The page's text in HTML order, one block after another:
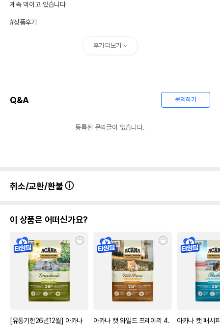
계속 먹이고 있습니다
#상품후기
후기 더보기
Q&A 문의하기
등록된 문의글이 없습니다.
취소/교환/환불
이 상품은 어떠신가요?
[유통기한26년12월] 아카나
아카나 캣 와일드 프레이리 4.
아카나 캣 패시